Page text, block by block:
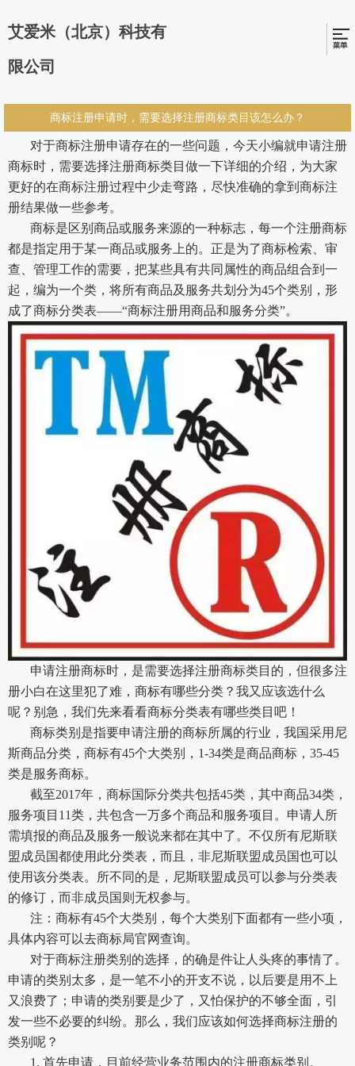
艾爱米（北京）科技有
限公司
商标注册申请时，需要选择注册商标类目该怎么办？
对于商标注册申请存在的一些问题，今天小编就申请注册
商标时，需要选择注册商标类目做一下详细的介绍，为大家
更好的在商标注册过程中少走弯路，尽快准确的拿到商标注
册结果做一些参考。
商标是区别商品或服务来源的一种标志，每一个注册商标
都是指定用于某一商品或服务上的。正是为了商标检索、审
查、管理工作的需要，把某些具有共同属性的商品组合到一
起，编为一个类，将所有商品及服务共划分为45个类别，形
成了商标分类表——“商标注册用商品和服务分类”。
申请注册商标时，是需要选择注册商标类目的，但很多注
册小白在这里犯了难，商标有哪些分类？我又应该选什么
呢？别急，我们先来看看商标分类表有哪些类目吧！
商标类别是指要申请注册的商标所属的行业，我国采用尼
斯商品分类，商标有45个大类别，1-34类是商品商标，35-45
类是服务商标。
截至2017年，商标国际分类共包括45类，其中商品34类，
服务项目11类，共包含一万多个商品和服务项目。申请人所
需填报的商品及服务一般说来都在其中了。不仅所有尼斯联
盟成员国都使用此分类表，而且，非尼斯联盟成员国也可以
使用该分类表。所不同的是，尼斯联盟成员可以参与分类表
的修订，而非成员国则无权参与。
注：商标有45个大类别，每个大类别下面都有一些小项，
具体内容可以去商标局官网查询。
对于商标注册类别的选择，的确是件让人头疼的事情了。
申请的类别太多，是一笔不小的开支不说，以后要是用不上
又浪费了；申请的类别要是少了，又怕保护的不够全面，引
发一些不必要的纠纷。那么，我们应该如何选择商标注册的
类别呢？
1. 首先申请，目前经营业务范围内的注册商标类别。